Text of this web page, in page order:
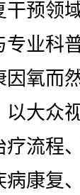
干预领
专业科
因氧而
以大众
疗流程
病康复